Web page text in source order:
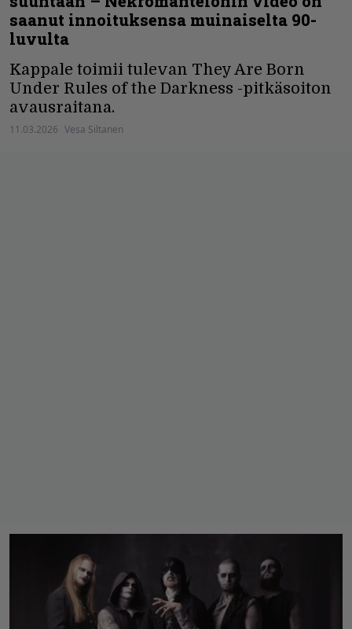
saanut innoituksensa muinaiselta 90-
luvulta
Kappale toimii tulevan They Are Born
Under Rules of the Darkness -pitkäsoiton
avausraitana.
11.03.2026 Vesa Siltanen